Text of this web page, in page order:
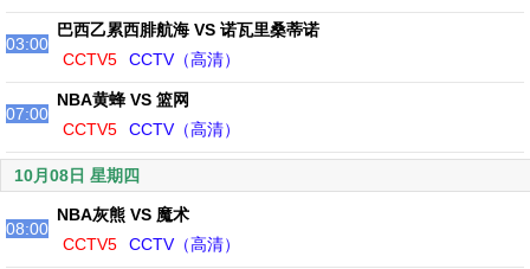
03:00
巴西乙累西腓航海 VS 诺瓦里桑蒂诺
CCTV5
CCTV（高清）
07:00
NBA黄蜂 VS 篮网
CCTV5
CCTV（高清）
10月08日 星期四
08:00
NBA灰熊 VS 魔术
CCTV5
CCTV（高清）